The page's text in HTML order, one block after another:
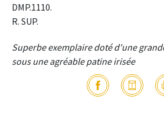
DMP.1110.
R. SUP.
Superbe exemplaire doté d'une
sous une agréable patine irisée